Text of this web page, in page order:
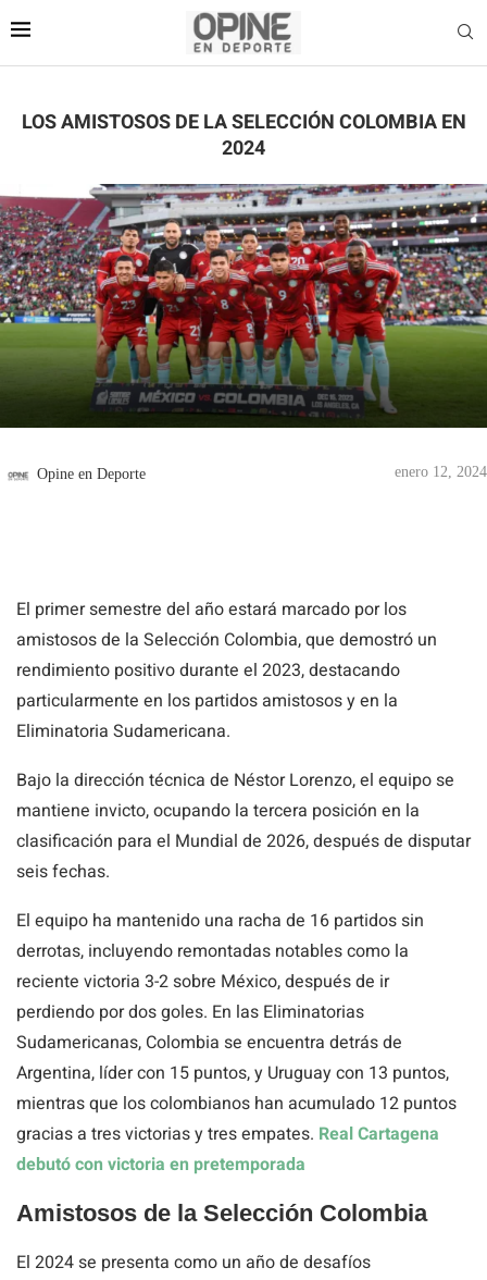
LOS AMISTOSOS DE LA SELECCIÓN COLOMBIA EN
2024
Opine en Deporte enero 12, 2024
El primer semestre del año estará marcado por los
amistosos de la Selección Colombia, que demostró un
rendimiento positivo durante el 2023, destacando
particularmente en los partidos amistosos y en la
Eliminatoria Sudamericana.
Bajo la dirección técnica de Néstor Lorenzo, el equipo se
mantiene invicto, ocupando la tercera posición en la
clasificación para el Mundial de 2026, después de disputar
seis fechas.
El equipo ha mantenido una racha de 16 partidos sin
derrotas, incluyendo remontadas notables como la
reciente victoria 3-2 sobre México, después de ir
perdiendo por dos goles. En las Eliminatorias
Sudamericanas, Colombia se encuentra detrás de
Argentina, líder con 15 puntos, y Uruguay con 13 puntos,
mientras que los colombianos han acumulado 12 puntos
gracias a tres victorias y tres empates. Real Cartagena
debutó con victoria en pretemporada
Amistosos de la Selección Colombia
El 2024 se presenta como un año de desafíos